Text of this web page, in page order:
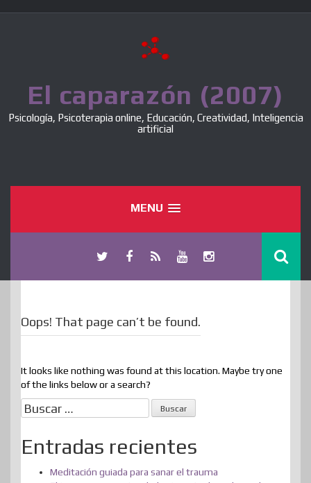
El caparazón (2007)
Psicología, Psicoterapia online, Educación, Creatividad, Inteligencia
artificial
MENU
Oops! That page can’t be found.
It looks like nothing was found at this location. Maybe try one
of the links below or a search?
Buscar:
Entradas recientes
Meditación guiada para sanar el trauma